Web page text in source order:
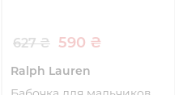
627 ₴ 590 ₴
Ralph Lauren